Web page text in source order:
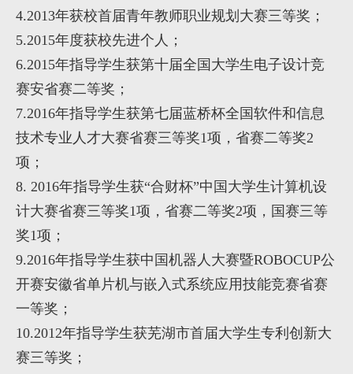
4.2013年获校首届青年教师职业规划大赛三等奖；
5.2015年度获校先进个人；
6.2015年指导学生获第十届全国大学生电子设计竞
赛安省赛二等奖；
7.2016年指导学生获第七届蓝桥杯全国软件和信息
技术专业人才大赛省赛三等奖1项，省赛二等奖2
项；
8. 2016年指导学生获“合财杯”中国大学生计算机设
计大赛省赛三等奖1项，省赛二等奖2项，国赛三等
奖1项；
9.2016年指导学生获中国机器人大赛暨ROBOCUP公
开赛安徽省单片机与嵌入式系统应用技能竞赛省赛
一等奖；
10.2012年指导学生获芜湖市首届大学生专利创新大
赛三等奖；